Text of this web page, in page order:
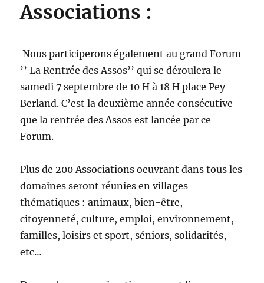
Associations :
Nous participerons également au grand Forum
’’ La Rentrée des Assos’’ qui se déroulera le
samedi 7 septembre de 10 H à 18 H place Pey
Berland. C’est la deuxième année consécutive
que la rentrée des Assos est lancée par ce
Forum.
Plus de 200 Associations oeuvrant dans tous les
domaines seront réunies en villages
thématiques : animaux, bien-être,
citoyenneté, culture, emploi, environnement,
familles, loisirs et sport, séniors, solidarités,
etc…